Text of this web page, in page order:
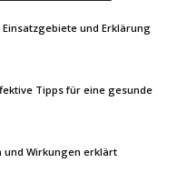
und Erklärung
Tipps für eine gesunde
und Wirkungen erklärt